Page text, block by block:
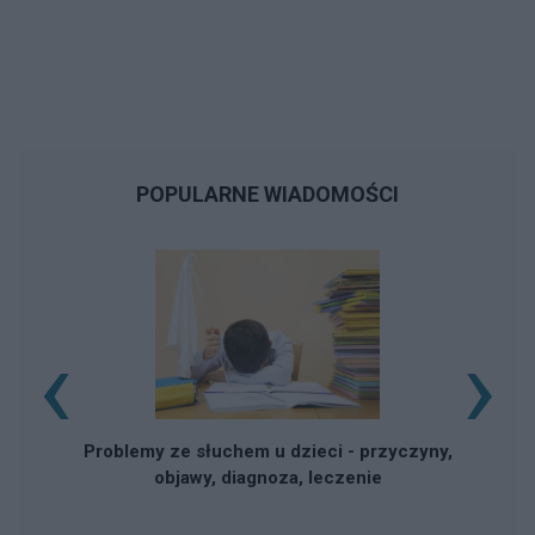
POPULARNE WIADOMOŚCI
Problemy ze słuchem u dzieci - przyczyny,
objawy, diagnoza, leczenie
‹ ›